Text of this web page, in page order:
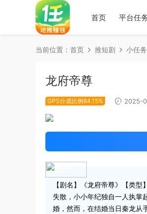
首页 平台任
当前位置： 首页 推短剧 小任务
龙府帝尊
GPS分成比例84.15% 2025-
【剧名】《龙府帝尊》【类
失散，小小年纪独自一人执掌
婚，然而，在结婚当日秦龙从